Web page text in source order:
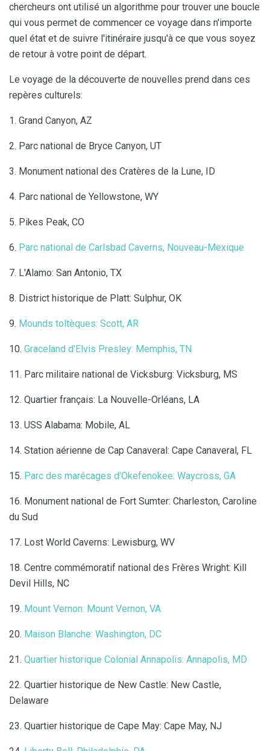
chercheurs ont utilisé un algorithme pour trouver une boucle
qui vous permet de commencer ce voyage dans n'importe
quel état et de suivre l'itinéraire jusqu'à ce que vous soyez
de retour à votre point de départ.
Le voyage de la découverte de nouvelles prend dans ces
repères culturels:
1. Grand Canyon, AZ
2. Parc national de Bryce Canyon, UT
3. Monument national des Cratères de la Lune, ID
4. Parc national de Yellowstone, WY
5. Pikes Peak, CO
6. Parc national de Carlsbad Caverns, Nouveau-Mexique
7. L'Alamo: San Antonio, TX
8. District historique de Platt: Sulphur, OK
9. Mounds toltèques: Scott, AR
10. Graceland d'Elvis Presley: Memphis, TN
11. Parc militaire national de Vicksburg: Vicksburg, MS
12. Quartier français: La Nouvelle-Orléans, LA
13. USS Alabama: Mobile, AL
14. Station aérienne de Cap Canaveral: Cape Canaveral, FL
15. Parc des marécages d'Okefenokee: Waycross, GA
16. Monument national de Fort Sumter: Charleston, Caroline
du Sud
17. Lost World Caverns: Lewisburg, WV
18. Centre commémoratif national des Frères Wright: Kill
Devil Hills, NC
19. Mount Vernon: Mount Vernon, VA
20. Maison Blanche: Washington, DC
21. Quartier historique Colonial Annapolis: Annapolis, MD
22. Quartier historique de New Castle: New Castle,
Delaware
23. Quartier historique de Cape May: Cape May, NJ